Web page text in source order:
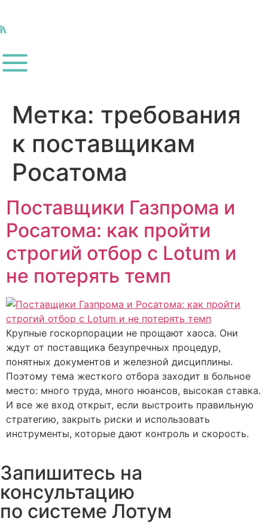
Метка: требования
к поставщикам
Росатома
Поставщики Газпрома и
Росатома: как пройти
строгий отбор с Lotum и
не потерять темп
Крупные госкорпорации не прощают хаоса. Они
ждут от поставщика безупречных процедур,
понятных документов и железной дисциплины.
Поэтому тема жесткого отбора заходит в больное
место: много труда, много нюансов, высокая ставка.
И все же вход открыт, если выстроить правильную
стратегию, закрыть риски и использовать
инструменты, которые дают контроль и скорость.
Запишитесь на
консультацию
по системе Лотум